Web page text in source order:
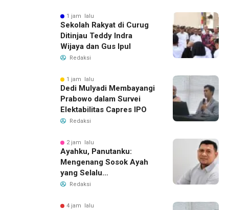
1 jam lalu
Sekolah Rakyat di Curug
Ditinjau Teddy Indra
Wijaya dan Gus Ipul
Redaksi
1 jam lalu
Dedi Mulyadi Membayangi
Prabowo dalam Survei
Elektabilitas Capres IPO
Redaksi
2 jam lalu
Ayahku, Panutanku:
Mengenang Sosok Ayah
yang Selalu
Membersamaiku
Redaksi
4 jam lalu